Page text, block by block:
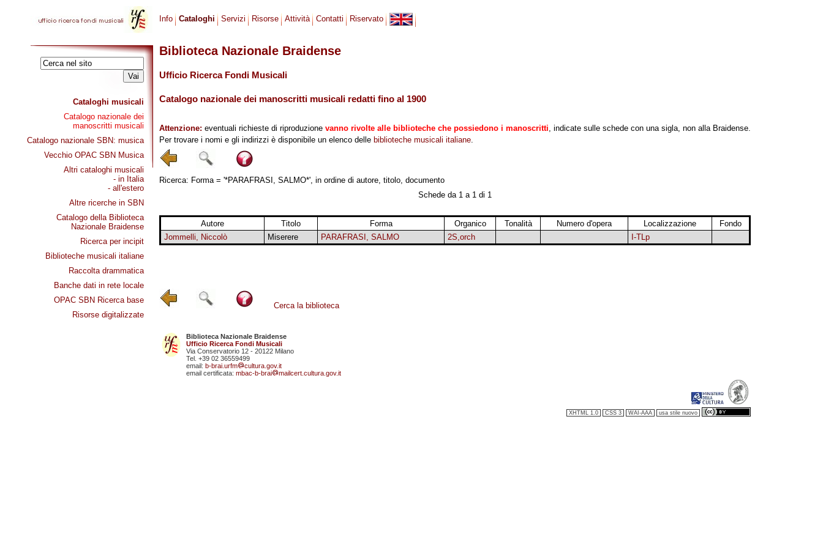
Cataloghi musicali
Catalogo nazionale dei
manoscritti musicali
Catalogo nazionale SBN: musica
Vecchio OPAC SBN Musica
Altri cataloghi musicali
- in Italia
- all'estero
Altre ricerche in SBN
Catalogo della Biblioteca
Nazionale Braidense
Ricerca per incipit
Biblioteche musicali italiane
Raccolta drammatica
Banche dati in rete locale
OPAC SBN Ricerca base
Risorse digitalizzate
Info Cataloghi Servizi Risorse Attività Contatti Riservato
Biblioteca Nazionale Braidense
Ufficio Ricerca Fondi Musicali
Catalogo nazionale dei manoscritti musicali redatti fino al 1900
Attenzione: eventuali richieste di riproduzione vanno rivolte alle biblioteche che possiedono i manoscritti, indicate sulle schede con una sigla, non alla Braidense.
Per trovare i nomi e gli indirizzi è disponibile un elenco delle biblioteche musicali italiane.
Ricerca: Forma = '*PARAFRASI, SALMO*', in ordine di autore, titolo, documento
Schede da 1 a 1 di 1
Autore Titolo Forma Organico Tonalità Numero d'opera Localizzazione
Fondo
Jommelli, Niccolò
Miserere PARAFRASI, SALMO 2S,orch I-TLp
Cerca la biblioteca
Biblioteca Nazionale Braidense
Ufficio Ricerca Fondi Musicali
Via Conservatorio 12 - 20122 Milano
Tel. +39 02 36559499
email: b-brai.urfm
cultura.gov.it
email certificata: mbac-b-brai mailcert.cultura.gov.it
XHTML 1.0 CSS 3 WAI-AAA usa stile nuovo